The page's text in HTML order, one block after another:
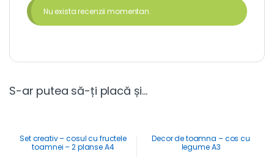
Nu exista recenzii momentan.
S-ar putea să-ți placă și…
Set creativ – cosul cu fructele
toamnei – 2 planse A4
Decor de toamna – cos cu
legume A3